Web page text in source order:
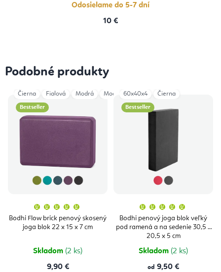
Odosielame do 5-7 dní
10 €
Podobné produkty
Bestseller
Bodhi Flow brick penový skosený
joga blok 22 x 15 x 7 cm
produktu
je
5,0
hviezdičiek.
Skladom (2 ks)
9,90 €
Čierna Fialová Modrá Modrozelená Zelená
Bestseller
Bodhi penový joga blok veľký
pod ramená a na sedenie 30,5 x
20,5 x 5 cm
produktu
je
5,0
Skladom (2 ks)
od 9,50 €
60x40x4 Čierna